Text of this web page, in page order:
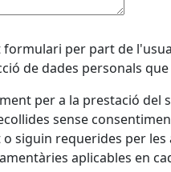
per part de
de dades personals
per a la prestació del
sense
o siguin requerides per
aplicables en